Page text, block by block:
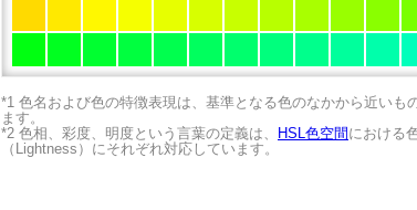
*1 色名および色の特徴表現は、基準となる色のなかから近いも
ます。
*2 色相、彩度、明度という言葉の定義は、
HSL色空間 における
（Lightness）にそれぞれ対応しています。